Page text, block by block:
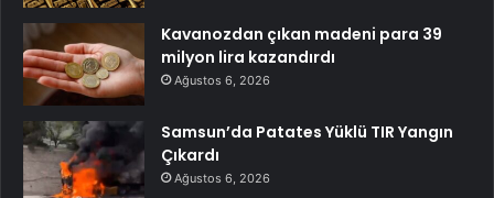
Kavanozdan çıkan madeni para 39
milyon lira kazandırdı
Ağustos 6, 2026
Samsun’da Patates Yüklü TIR Yangın
Çıkardı
Ağustos 6, 2026